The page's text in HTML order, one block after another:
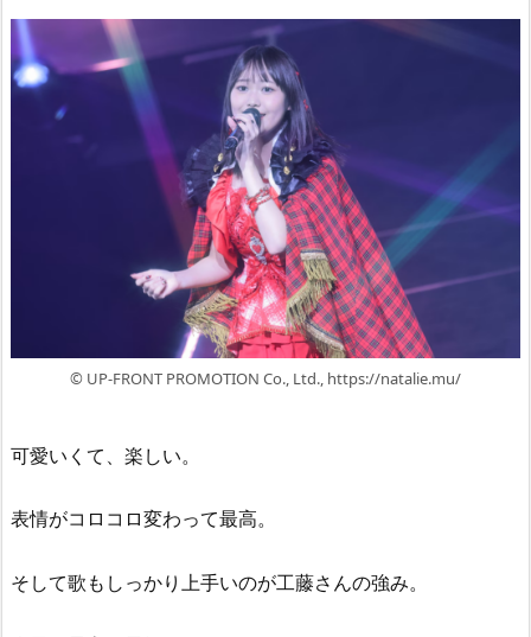
© UP-FRONT PROMOTION Co., Ltd., https://natalie.mu/
可愛いくて、楽しい。
表情がコロコロ変わって最高。
そして歌もしっかり上手いのが工藤さんの強み。